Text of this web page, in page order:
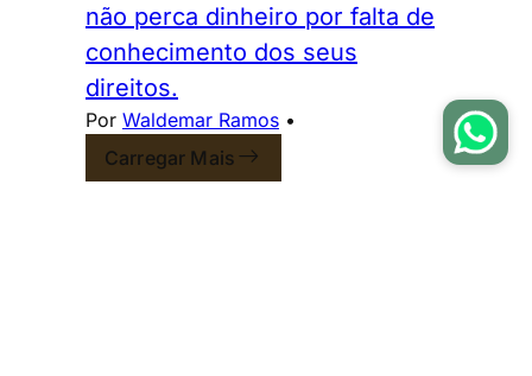
não perca dinheiro por falta de
conhecimento dos seus
direitos.
Por Waldemar Ramos •
Carregar Mais